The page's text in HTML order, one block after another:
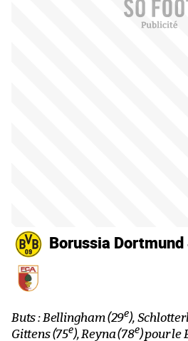
Borussia
Buts : Bellingham (29e),
Gittens (75e), Reyna (78e) pour le